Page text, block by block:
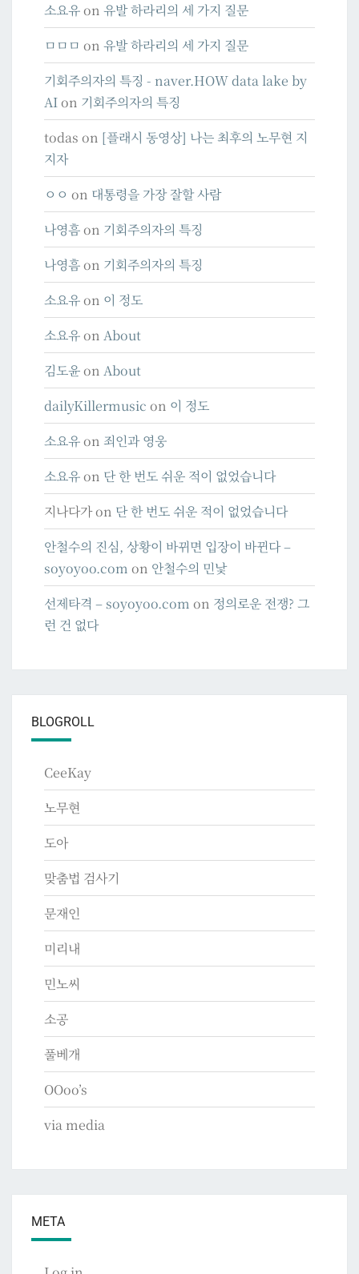
소요유on 유발 하라리의 세 가지 질문
ㅁㅁㅁ on 유발 하라리의 세 가지 질문
기회주의자의 특징 - naver.HOW data lake by
AIon 기회주의자의 특징
todas on [플래시 동영상] 나는 최후의 노무현 지
지자
ㅇㅇ on 대통령을 가장 잘할 사람
나영흠on 기회주의자의 특징
나영흠on 기회주의자의 특징
소요유on 이 정도
소요유on About
김도윤on About
dailyKillermusic on 이 정도
소요유on 죄인과 영웅
소요유on 단 한 번도 쉬운 적이 없었습니다
지나다가on 단 한 번도 쉬운 적이 없었습니다
안철수의 진심, 상황이 바뀌면 입장이 바뀐다 –
soyoyoo.com on 안철수의 민낯
선제타격 – soyoyoo.com on 정의로운 전쟁? 그
런 건 없다
BLOGROLL
CeeKay
노무현
도아
맞춤법 검사기
문재인
미리내
민노씨
소공
풀베개
OOoo’s
via media
META